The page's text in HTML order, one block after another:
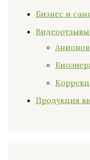
Бизнес и
Продукция